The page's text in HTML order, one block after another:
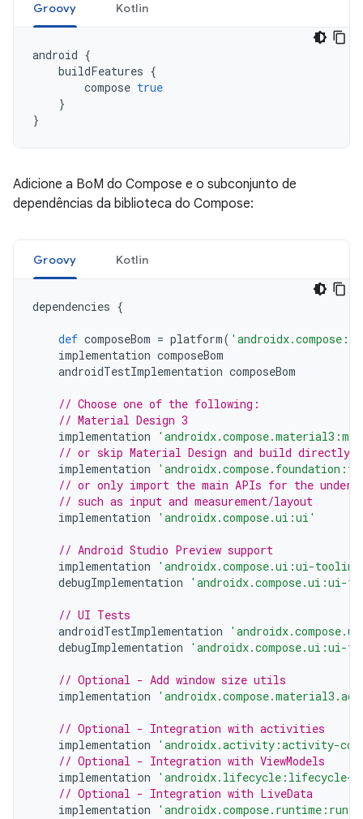
Groovy Kotlin
android {
buildFeatures {
compose true
}
}
Adicione a BoM do Compose e o subconjunto de
dependências da biblioteca do Compose:
Groovy Kotlin
dependencies {
def composeBom = platform(
implementation composeBom
androidTestImplementation composeBom
// Choose one of the following:
// Material Design 3
implementation
// or skip Material Design and build directly
implementation
// or only import the main APIs for the
// such as input and measurement/layout
implementation
'androidx.compose.ui:ui'
// Android Studio Preview support
implementation
'androidx.compose.ui:ui-
debugImplementation
'androidx.compose.ui:ui-
// UI Tests
androidTestImplementation
debugImplementation
'androidx.compose.ui:ui-
// Optional - Add window size utils
implementation
// Optional - Integration with activities
implementation
'androidx.activity:activity-
// Optional - Integration with ViewModels
implementation
'androidx.lifecycle:lifecycle-
// Optional - Integration with LiveData
implementation